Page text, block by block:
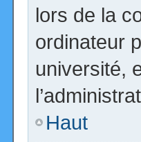
lors de la
ordinateur
université,
Haut